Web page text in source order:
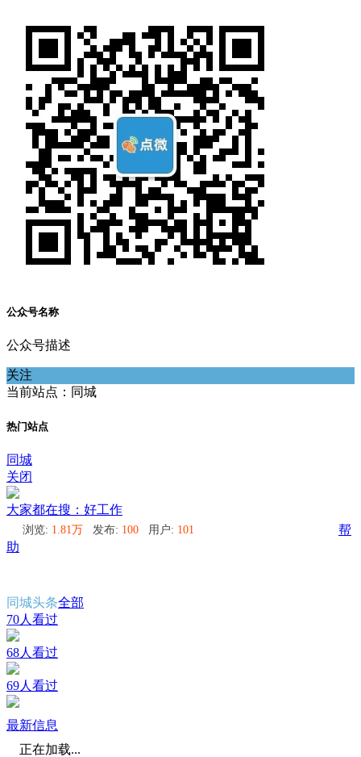
公众号名称
公众号描述
关注
当前站点：同城
热门站点
同城
关闭
大家都在搜：好工作
浏览: 1.81万 发布: 100 用户: 101
帮
助
同城头条全部
70人看过
68人看过
69人看过
最新信息
正在加载...